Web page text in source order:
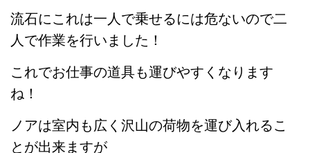
流石にこれは一人で乗せるには危ないので二
人で作業を行いました！
これでお仕事の道具も運びやすくなります
ね！
ノアは室内も広く沢山の荷物を運び入れるこ
とが出来ますが